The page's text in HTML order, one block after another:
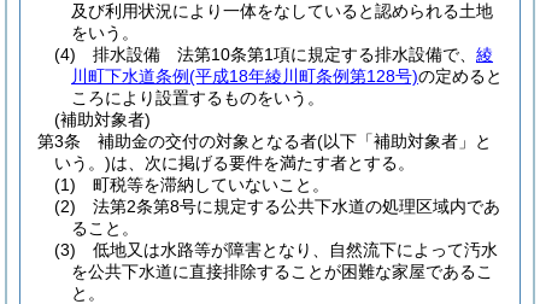
及び利用状況により一体をなしていると認められる土地
をいう。
(4)
排水設備 法第10条第1項に規定する排水設備で、 綾
川町下水道条例(平成18年綾川町条例第128号)の定めると
ころにより設置するものをいう。
(補助対象者)
第3条
補助金の交付の対象となる者(以下「補助対象者」と
いう。)は、次に掲げる要件を満たす者とする。
(1)
町税等を滞納していないこと。
(2)
法第2条第8号に規定する公共下水道の処理区域内であ
ること。
(3)
低地又は水路等が障害となり、自然流下によって汚水
を公共下水道に直接排除することが困難な家屋であるこ
と。